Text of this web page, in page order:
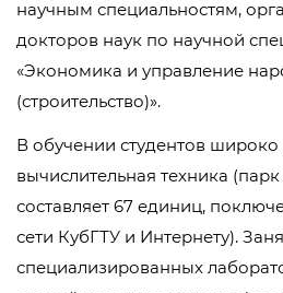
научным специальностям,
докторов наук по научной
«Экономика и управление
(строительство)».
В обучении студентов широко
вычислительная техника
составляет 67 единиц,
сети КубГТУ и Интернету).
специализированных